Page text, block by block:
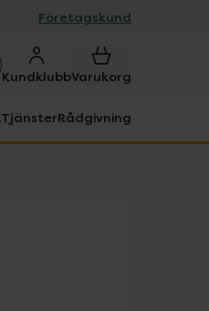
Företagskund
KundklubbVarukorg
TjänsterRådgivning